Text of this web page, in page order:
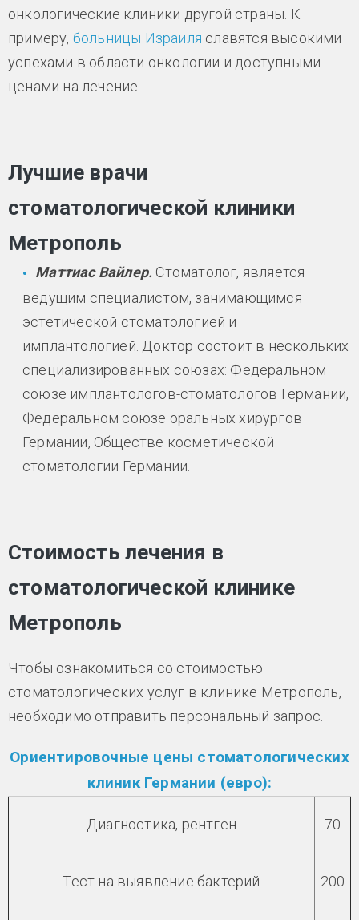
онкологические клиники другой страны. К
примеру, больницы Израиля славятся высокими
успехами в области онкологии и доступными
ценами на лечение.
Лучшие врачи
стоматологической клиники
Метрополь
Маттиас Вайлер. Стоматолог, является
ведущим специалистом, занимающимся
эстетической стоматологией и
имплантологией. Доктор состоит в нескольких
специализированных союзах: Федеральном
союзе имплантологов-стоматологов Германии,
Федеральном союзе оральных хирургов
Германии, Обществе косметической
стоматологии Германии.
Стоимость лечения в
стоматологической клинике
Метрополь
Чтобы ознакомиться со стоимостью
стоматологических услуг в клинике Метрополь,
необходимо отправить персональный запрос.
Ориентировочные цены стоматологических
клиник Германии (евро):
Диагностика, рентген 70
Тест на выявление бактерий 200